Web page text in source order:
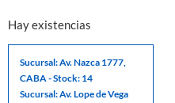
Hay existencias
Sucursal: Av. Nazca 1777,
CABA - Stock: 14
Sucursal: Av. Lope de Vega